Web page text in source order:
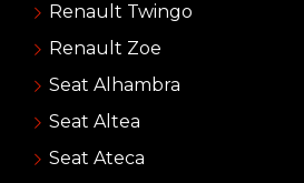
Renault Twingo
Renault Zoe
Seat Alhambra
Seat Altea
Seat Ateca